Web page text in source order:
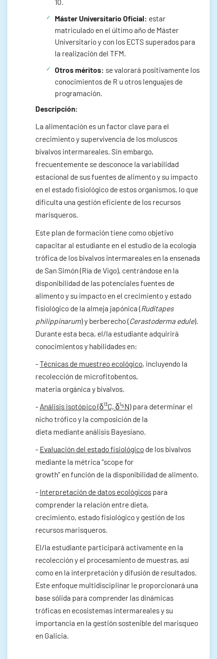
Máster Universitario Oficial: estar
matriculado en el último año de Máster
Universitario y con los ECTS superados para
la realización del TFM.
Otros méritos: se valorará positivamente los
conocimientos de R u otros lenguajes de
programación.
Descripción:
La alimentación es un factor clave para el
crecimiento y supervivencia de los moluscos
bivalvos intermareales. Sin embargo,
frecuentemente se desconoce la variabilidad
estacional de sus fuentes de alimento y su impacto
en el estado fisiológico de estos organismos, lo que
dificulta una gestión eficiente de los recursos
marisqueros.
Este plan de formación tiene como objetivo
capacitar al estudiante en el estudio de la ecología
trófica de los bivalvos intermareales en la ensenada
de San Simón (Ría de Vigo), centrándose en la
disponibilidad de las potenciales fuentes de
alimento y su impacto en el crecimiento y estado
fisiológico de la almeja japónica (Ruditapes
philippinarum) y berberecho (Cerastoderma edule).
Durante esta beca, el/la estudiante adquirirá
conocimientos y habilidades en:
-Técnicas de muestreo ecológico, incluyendo la
recolección de microfitobentos,
materia orgánica y bivalvos.
- Análisis isotópico (δ¹³C, δ¹⁵N) para determinar el
nicho trófico y la composición de la
dieta mediante análisis Bayesiano.
- Evaluación del estado fisiológico de los bivalvos
mediante la métrica “scope for
growth” en función de la disponibilidad de alimento.
- Interpretación de datos ecológicos para
comprender la relación entre dieta,
crecimiento, estado fisiológico y gestión de los
recursos marisqueros.
El/la estudiante participará activamente en la
recolección y el procesamiento de muestras, así
como en la interpretación y difusión de resultados.
Este enfoque multidisciplinar le proporcionará una
base sólida para comprender las dinámicas
tróficas en ecosistemas intermareales y su
importancia en la gestión sostenible del marisqueo
en Galicia.